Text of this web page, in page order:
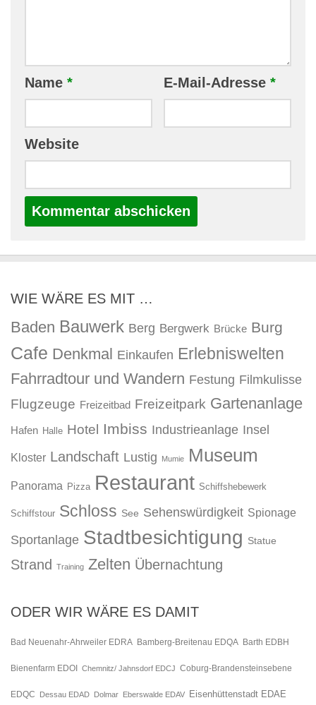
Name * E-Mail-Adresse *
Website
WIE WÄRE ES MIT …
Baden Bauwerk Berg Bergwerk Brücke Burg
Cafe Denkmal Einkaufen Erlebniswelten
Fahrradtour und Wandern Festung Filmkulisse
Flugzeuge Freizeitbad Freizeitpark Gartenanlage
Hafen Halle Hotel Imbiss Industrieanlage Insel
Kloster Landschaft Lustig Mumie Museum
Panorama Pizza Restaurant Schiffshebewerk
Schiffstour Schloss See Sehenswürdigkeit Spionage
Sportanlage Stadtbesichtigung Statue
Strand Training Zelten Übernachtung
ODER WIR WÄRE ES DAMIT
Bad Neuenahr-Ahrweiler EDRA Bamberg-Breitenau EDQA Barth EDBH
Bienenfarm EDOI Chemnitz/ Jahnsdorf EDCJ Coburg-Brandensteinsebene
EDQC Dessau EDAD Dolmar Eberswalde EDAV Eisenhüttenstadt EDAE